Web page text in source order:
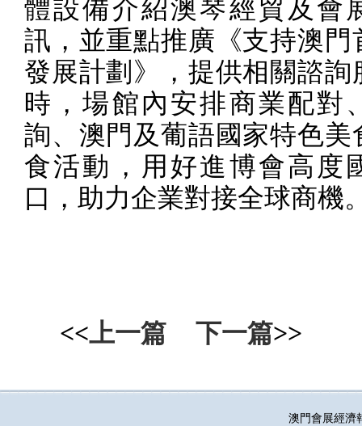
體設備介紹澳琴經貿及會
訊，並重點推廣《支持澳門
發展計劃》，提供相關諮詢
時，場館內安排商業配對
詢、澳門及葡語國家特色美
食活動，用好進博會高度
口，助力企業對接全球商機
<<上一篇 下一篇>>
澳門會展經